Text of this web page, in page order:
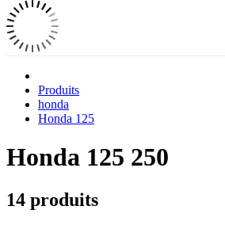
Produits
honda
Honda 125
Honda 125 250
14 produits